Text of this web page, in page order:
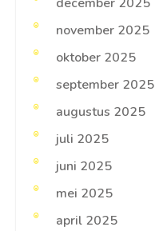
december 2025
november 2025
oktober 2025
september 2025
augustus 2025
juli 2025
juni 2025
mei 2025
april 2025